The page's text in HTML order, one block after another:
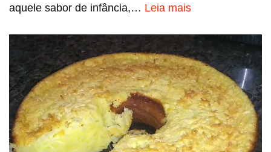
aquele sabor de infância,… Leia mais